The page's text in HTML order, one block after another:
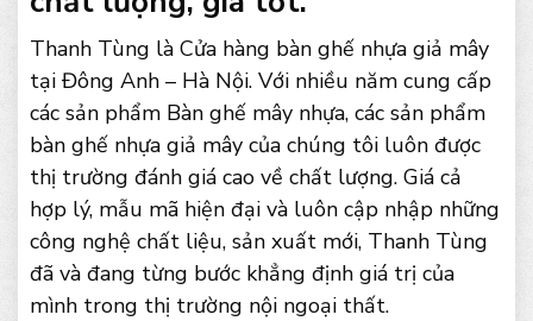
Thanh Tùng là Cửa hàng bàn ghế nhựa giả mây
tại Đông Anh – Hà Nội. Với nhiều năm cung cấp
các sản phẩm Bàn ghế mây nhựa, các sản phẩm
bàn ghế nhựa giả mây của chúng tôi luôn được
thị trường đánh giá cao về chất lượng. Giá cả
hợp lý, mẫu mã hiện đại và luôn cập nhập những
công nghệ chất liệu, sản xuất mới, Thanh Tùng
đã và đang từng bước khẳng định giá trị của
mình trong thị trường nội ngoại thất.